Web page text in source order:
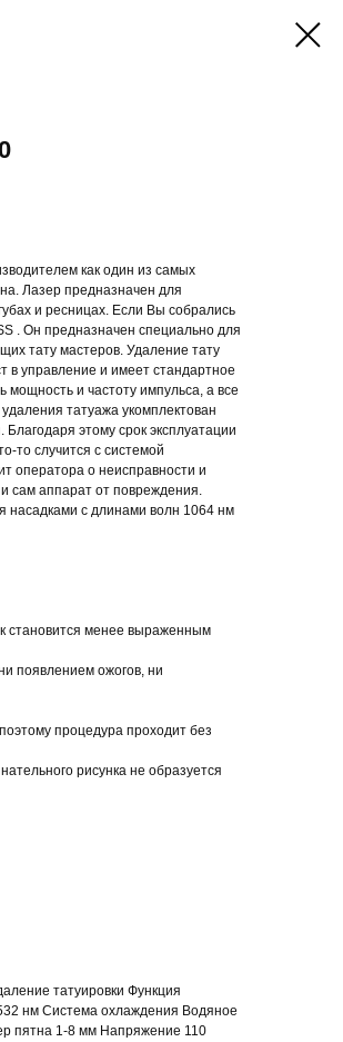
как один из самых
Лазер предназначен для
и ресницах. Если Вы собрались
. Он предназначен специально для
тату мастеров. Удаление тату
в управление и имеет стандартное
и частоту импульса, а все
татуажа укомплектован
этому срок эксплуатации
то случится с системой
оператора о неисправности и
сам аппарат от повреждения.
насадками с длинами волн 1064 нм
становится менее выраженным
появлением ожогов, ни
процедура проходит без
рисунка не образуется
татуировки Функция
нм Система охлаждения Водяное
пятна 1-8 мм Напряжение 110